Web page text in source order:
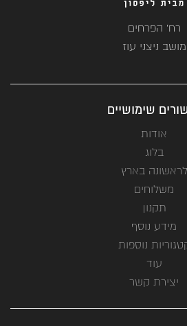
רח' הפרחים
מושב ניצני עוז
שימושיים
אודות
בלוג
לראשונה בארץ
משלוחים
תקנון
מידע נוסף
נוספות
עוד
יצירת קשר